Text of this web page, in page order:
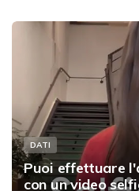
DATI
Puoi effettuare
con un video